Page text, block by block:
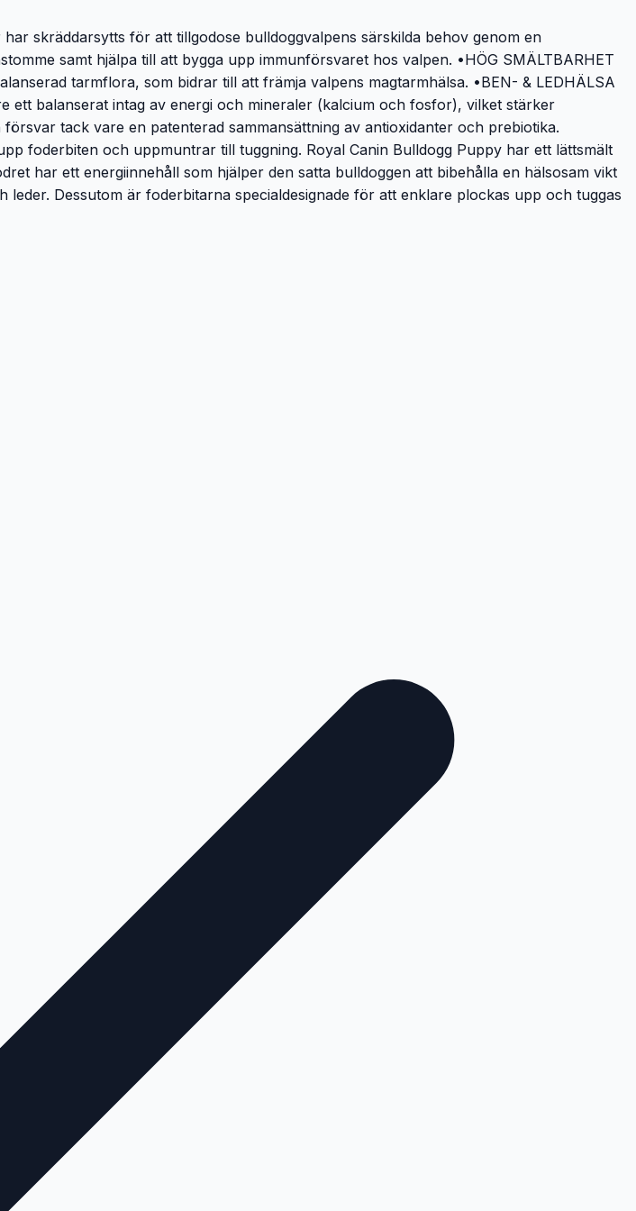
skräddarsytts för att tillgodose bulldoggvalpens särskilda behov genom en
samt hjälpa till att bygga upp immunförsvaret hos valpen. •HÖG SMÄLTBARHET
tarmflora, som bidrar till att främja valpens magtarmhälsa. •BEN- & LEDHÄLSA
ett balanserat intag av energi och mineraler (kalcium och fosfor), vilket stärker
tack vare en patenterad sammansättning av antioxidanter och prebiotika.
foderbiten och uppmuntrar till tuggning. Royal Canin Bulldogg Puppy har ett lättsmält
har ett energiinnehåll som hjälper den satta bulldoggen att bibehålla en hälsosam vikt
Dessutom är foderbitarna specialdesignade för att enklare plockas upp och tuggas